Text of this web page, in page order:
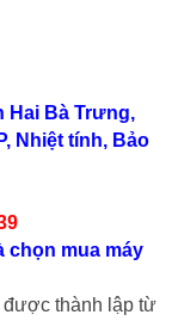
Hai Bà Trưng,
Nhiệt tính, Bảo
chọn mua máy
được thành lập từ